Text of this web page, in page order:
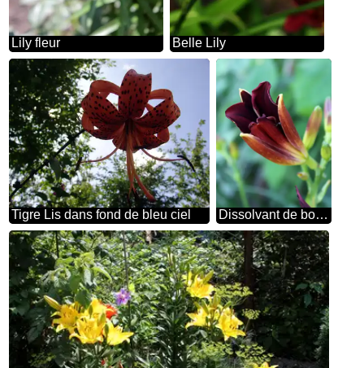
Lily fleur Belle Lily
Tigre Lis dans fond de bleu ciel Dissolvant de bourgeon de Lys